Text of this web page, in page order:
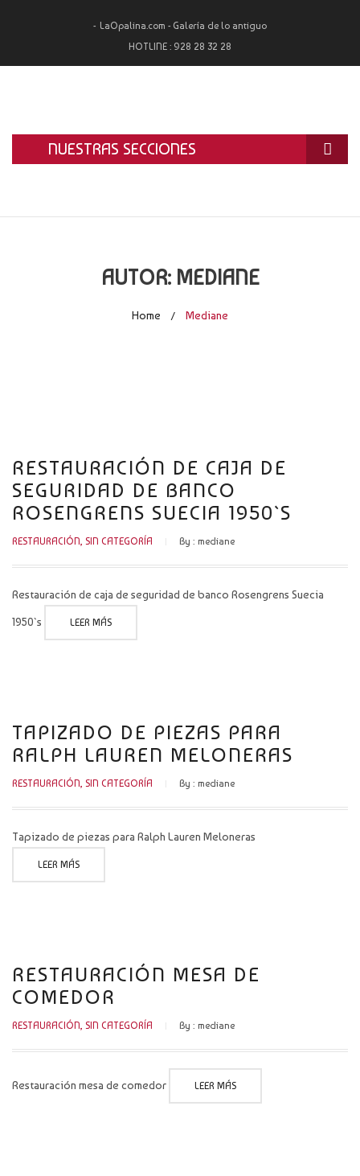
LaOpalina.com - Galería de lo antiguo
HOTLINE : 928 28 32 28
NUESTRAS SECCIONES
LA OPALINA
AUTOR: MEDIANE
Home / Mediane
RESTAURACIÓN DE CAJA DE
SEGURIDAD DE BANCO
ROSENGRENS SUECIA 1950`S
RESTAURACIÓN, SIN CATEGORÍA By : mediane
Restauración de caja de seguridad de banco Rosengrens Suecia
1950`s LEER MÁS
TAPIZADO DE PIEZAS PARA
RALPH LAUREN MELONERAS
RESTAURACIÓN, SIN CATEGORÍA By : mediane
Tapizado de piezas para Ralph Lauren Meloneras
LEER MÁS
RESTAURACIÓN MESA DE
COMEDOR
RESTAURACIÓN, SIN CATEGORÍA By : mediane
Restauración mesa de comedor LEER MÁS